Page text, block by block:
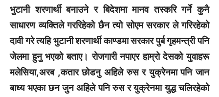
भुटानी शरणार्थी बनाउने र बिदेशमा मानव तस्करि गर्ने कुनै
साधारण व्यक्तिले गररिहेको छैन त्यो सोएम सरकार ले गरिरहेको
दावी गरे त्यहि भुटानी शरणार्थी काण्डमा सरकार पुर्ब गृहमन्त्री पनि
जेलमा हुनु भएको बताए। रोजगारी नपाएर हाम्रो देसको युवाहरू
मलेसिया,अरब ,कतार छोडनु अहिले रुस र युक्रेनमा पनि जान
बाध्य भएका छन जुन अहिले पनि रुस र युक्रेनमा युद्ध चलिरहेको